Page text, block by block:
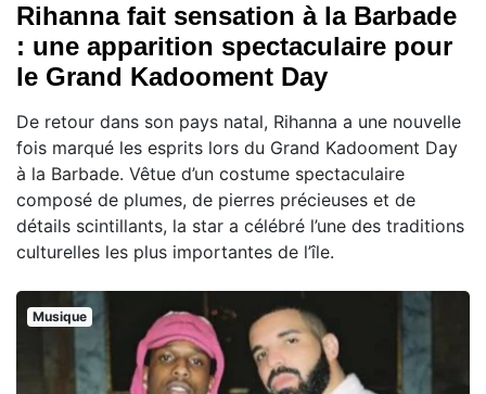
Rihanna fait sensation à la Barbade
: une apparition spectaculaire pour
le Grand Kadooment Day
De retour dans son pays natal, Rihanna a une nouvelle
fois marqué les esprits lors du Grand Kadooment Day
à la Barbade. Vêtue d’un costume spectaculaire
composé de plumes, de pierres précieuses et de
détails scintillants, la star a célébré l’une des traditions
culturelles les plus importantes de l’île.
Musique